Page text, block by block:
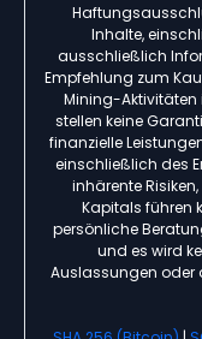
Inhalte,
ausschließlich
Empfehlung zum
Mining-Aktivitäten
stellen keine
finanzielle
einschließlich des
inhärente
Kapitals führen
persönliche
und es wird
Auslassungen oder